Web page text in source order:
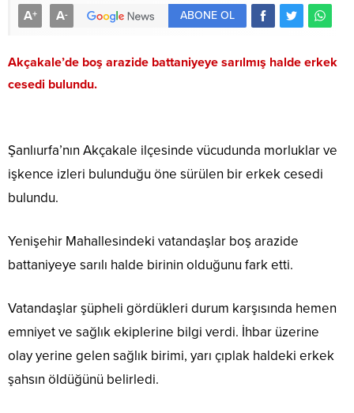
A+ A- ABONE OL
Akçakale’de boş arazide battaniyeye sarılmış halde erkek
cesedi bulundu.
Şanlıurfa’nın Akçakale ilçesinde vücudunda morluklar ve
işkence izleri bulunduğu öne sürülen bir erkek cesedi
bulundu.
Yenişehir Mahallesindeki vatandaşlar boş arazide
battaniyeye sarılı halde birinin olduğunu fark etti.
Vatandaşlar şüpheli gördükleri durum karşısında hemen
emniyet ve sağlık ekiplerine bilgi verdi. İhbar üzerine
olay yerine gelen sağlık birimi, yarı çıplak haldeki erkek
şahsın öldüğünü belirledi.